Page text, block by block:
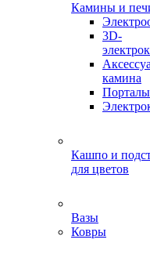
Камины и
3D-
камина
Порталы
Кашпо и
для цветов
Вазы
Ковры